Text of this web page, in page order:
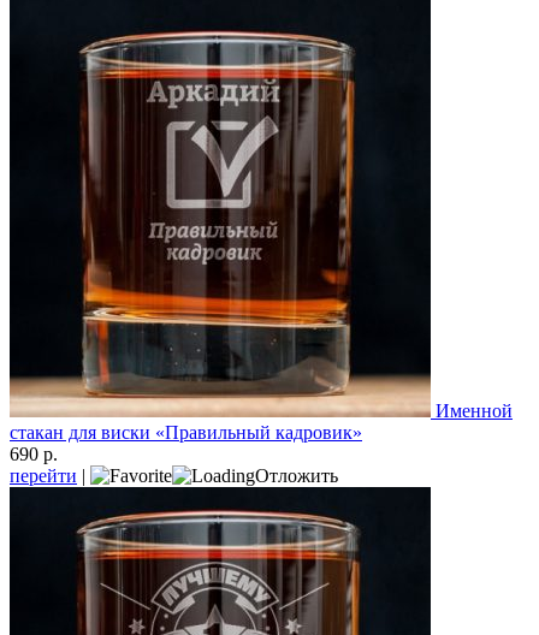
Именной
стакан для виски «Правильный кадровик»
690 р.
перейти | Отложить